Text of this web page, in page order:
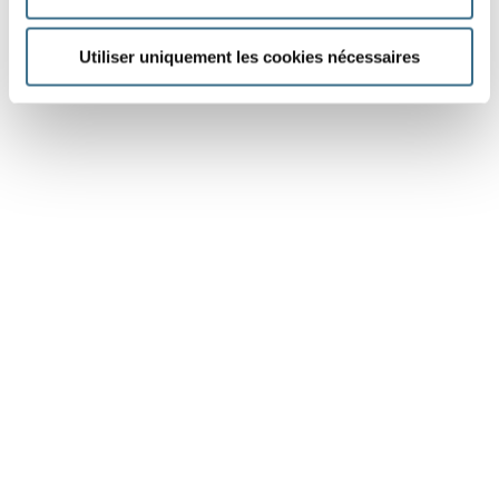
Utiliser uniquement les cookies nécessaires